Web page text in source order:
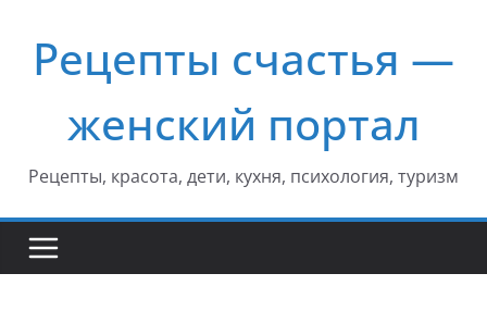
содержимому
Рецепты счастья —
женский портал
Рецепты, красота, дети, кухня, психология, туризм